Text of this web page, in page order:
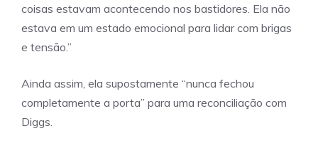
coisas estavam acontecendo nos bastidores. Ela não
estava em um estado emocional para lidar com brigas
e tensão.”
Ainda assim, ela supostamente “nunca fechou
completamente a porta” para uma reconciliação com
Diggs.